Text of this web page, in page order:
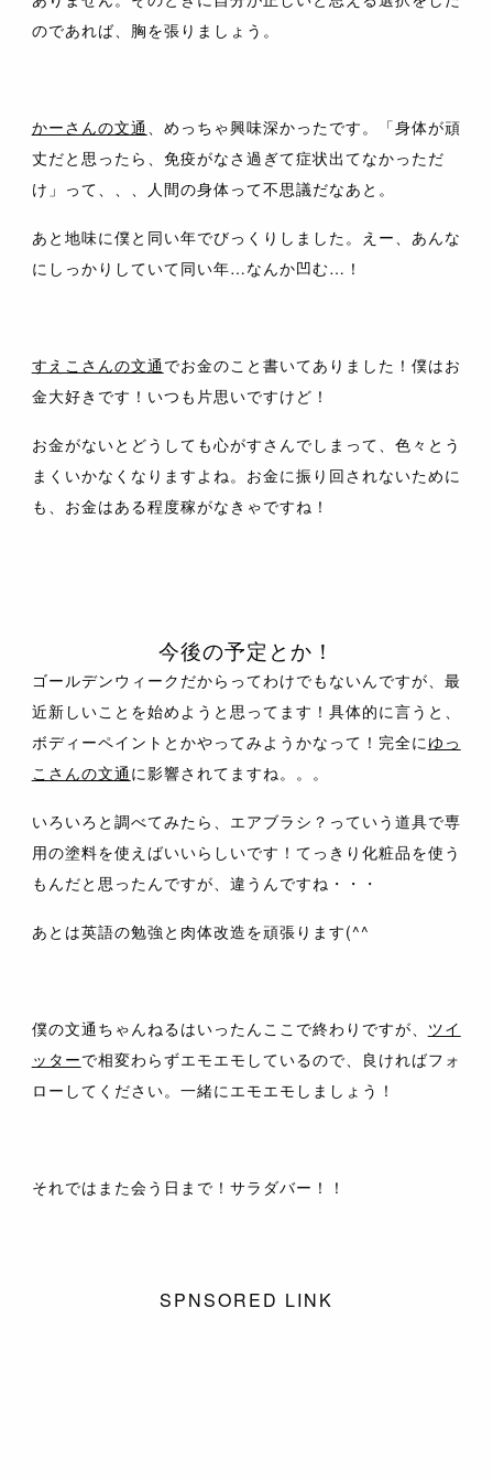
のであれば、胸を張りましょう。
かーさんの文通 、めっちゃ興味深かったです。「身体が頑
丈だと思ったら、免疫がなさ過ぎて症状出てなかっただ
け」って、、、人間の身体って不思議だなあと。
あと地味に僕と同い年でびっくりしました。えー、あんな
にしっかりしていて同い年…なんか凹む…！
すえこさんの文通 でお金のこと書いてありました！僕はお
金大好きです！いつも片思いですけど！
お金がないとどうしても心がすさんでしまって、色々とう
まくいかなくなりますよね。お金に振り回されないために
も、お金はある程度稼がなきゃですね！
今後の予定とか！
ゴールデンウィークだからってわけでもないんですが、最
近新しいことを始めようと思ってます！具体的に言うと、
ボディーペイントとかやってみようかなって！完全にゆっ
こさんの文通 に影響されてますね。。。
いろいろと調べてみたら、エアブラシ？っていう道具で専
用の塗料を使えばいいらしいです！てっきり化粧品を使う
もんだと思ったんですが、違うんですね・・・
あとは英語の勉強と肉体改造を頑張ります(^^
僕の文通ちゃんねるはいったんここで終わりですが、 ツイ
ッターで相変わらずエモエモしているので、良ければフォ
ローしてください。一緒にエモエモしましょう！
それではまた会う日まで！サラダバー！！
SPNSORED LINK